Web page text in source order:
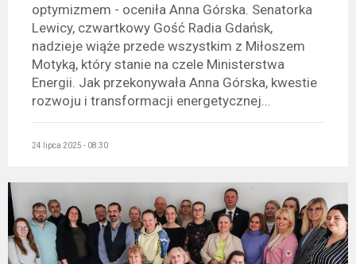
optymizmem - oceniła Anna Górska. Senatorka
Lewicy, czwartkowy Gość Radia Gdańsk,
nadzieje wiąże przede wszystkim z Miłoszem
Motyką, który stanie na czele Ministerstwa
Energii. Jak przekonywała Anna Górska, kwestie
rozwoju i transformacji energetycznej...
24 lipca 2025 - 08:30